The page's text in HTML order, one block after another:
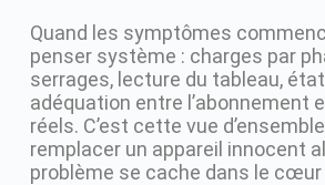
Quand les symptômes
penser système : charges par
serrages, lecture du tableau,
adéquation entre l’abonnement
réels. C’est cette vue
remplacer un appareil innocent
problème se cache dans le cœur